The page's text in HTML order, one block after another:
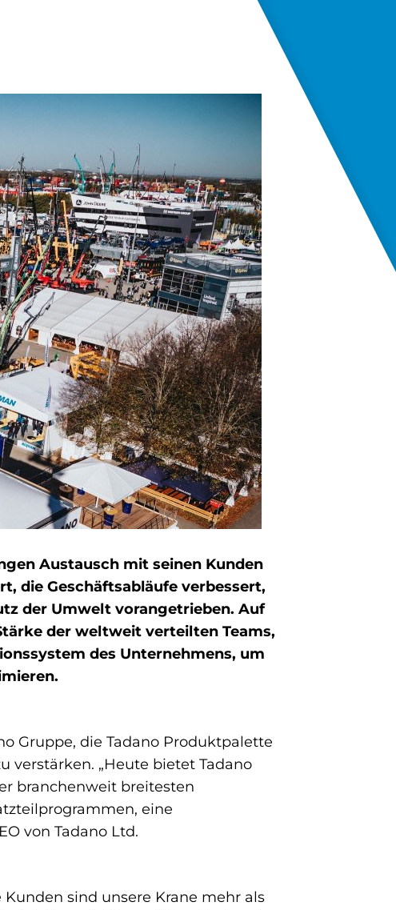
Austausch mit seinen Kunden
die Geschäftsabläufe verbessert,
der Umwelt vorangetrieben. Auf
der weltweit verteilten Teams,
des Unternehmens, um
Gruppe, die Tadano Produktpalette
verstärken. „Heute bietet Tadano
branchenweit breitesten
eine
von Tadano Ltd.
sind unsere Krane mehr als